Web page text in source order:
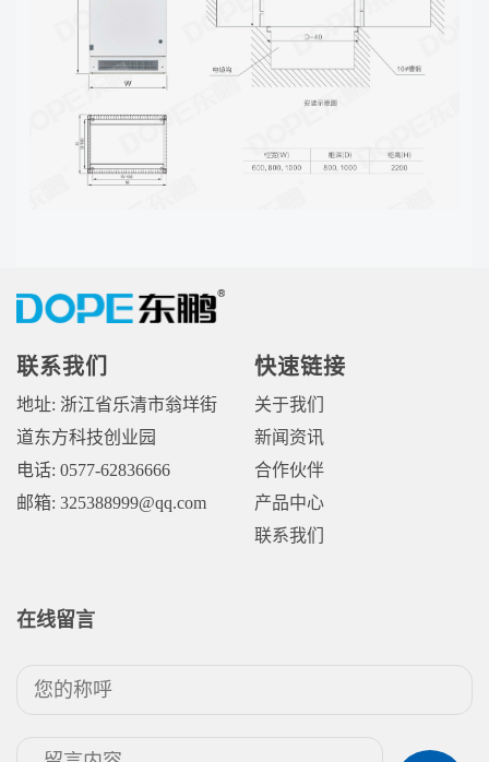
联系我们
地址: 浙江省乐清市翁垟街
道东方科技创业园
电话: 0577-62836666
邮箱: 325388999@qq.com
快速链接
关于我们
新闻资讯
合作伙伴
产品中心
联系我们
在线留言